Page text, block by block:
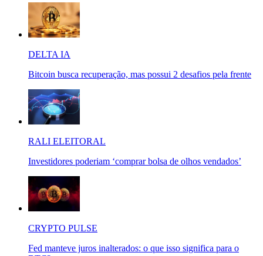
DELTA IA
Bitcoin busca recuperação, mas possui 2 desafios pela frente
RALI ELEITORAL
Investidores poderiam ‘comprar bolsa de olhos vendados’
CRYPTO PULSE
Fed manteve juros inalterados: o que isso significa para o